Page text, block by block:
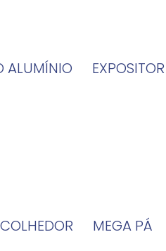
ALUMÍNIO
MEGA PÁ